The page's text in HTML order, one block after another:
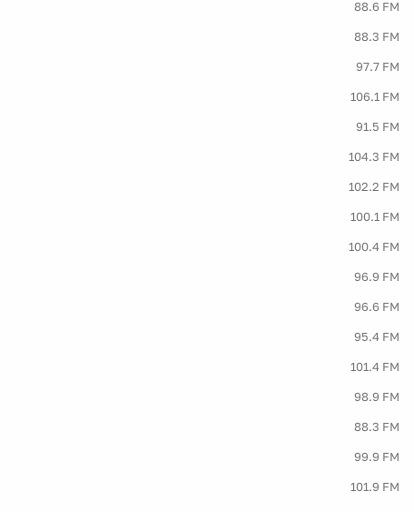
88.6 FM
88.3 FM
97.7 FM
106.1 FM
91.5 FM
104.3 FM
102.2 FM
100.1 FM
100.4 FM
96.9 FM
96.6 FM
95.4 FM
101.4 FM
98.9 FM
88.3 FM
99.9 FM
101.9 FM